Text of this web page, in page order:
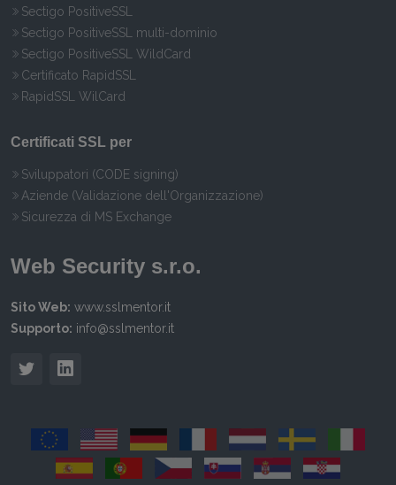
Sectigo PositiveSSL
Sectigo PositiveSSL multi-dominio
Sectigo PositiveSSL WildCard
Certificato RapidSSL
RapidSSL WilCard
Certificati SSL per
Sviluppatori (CODE signing)
Aziende (Validazione dell'Organizzazione)
Sicurezza di MS Exchange
Web Security s.r.o.
Sito Web: www.sslmentor.it
Supporto: info@sslmentor.it